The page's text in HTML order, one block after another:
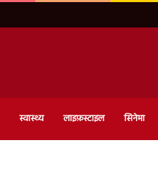
स्वास्थ्य लाइफ़स्टाइल सिनेमा